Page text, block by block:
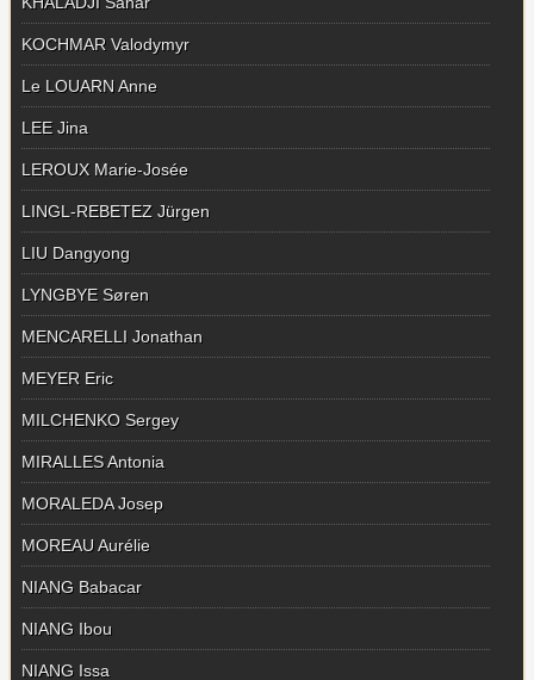
KOCHMAR Valodymyr
Le LOUARN Anne
LEE Jina
LEROUX Marie-Josée
LINGL-REBETEZ Jürgen
LIU Dangyong
LYNGBYE Søren
MENCARELLI Jonathan
MEYER Eric
MILCHENKO Sergey
MIRALLES Antonia
MORALEDA Josep
MOREAU Aurélie
NIANG Babacar
NIANG Ibou
NIANG Issa